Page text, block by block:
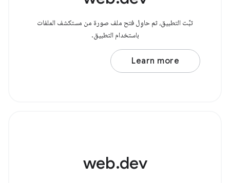
ثبِّت التطبيق، ثم حاوِل فتح ملف صورة من مستكشف الملفات
باستخدام التطبيق.
Learn more
web.dev